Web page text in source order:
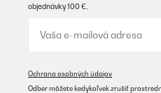
objednávky 100 €.
Ochrana osobných údajov
Odber môžete kedykoľvek zrušiť